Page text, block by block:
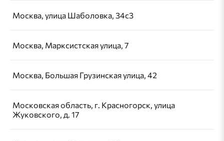
Москва, улица Шаболовка, 34с3
Москва, Марксистская улица, 7
Москва, Большая Грузинская улица, 42
Московская область, г. Красногорск, улица
Жуковского, д. 17